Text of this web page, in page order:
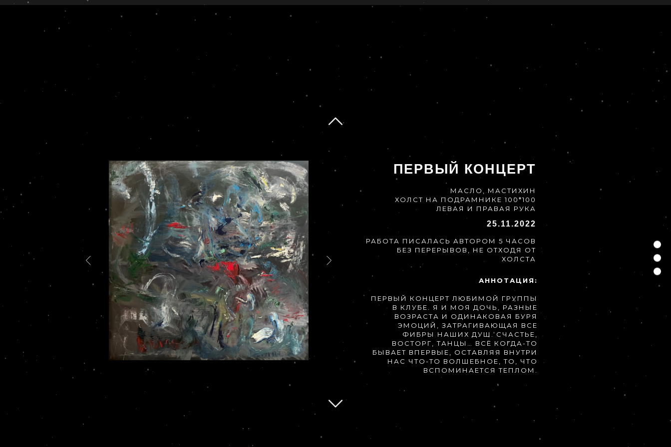
МАСЛО, МАСТИХИН
ХОЛСТ НА ПОДРАМНИКЕ 100*100
ЛЕВАЯ И ПРАВАЯ РУКА
РАБОТА ПИСАЛАСЬ АВТОРОМ 5 ЧАСОВ
БЕЗ ПЕРЕРЫВОВ, НЕ ОТХОДЯ ОТ
ХОЛСТА
АННОТАЦИЯ:
ПЕРВЫЙ КОНЦЕРТ ЛЮБИМОЙ ГРУППЫ
В КЛУБЕ. Я И МОЯ ДОЧЬ, РАЗНЫЕ
ВОЗРАСТА И ОДИНАКОВАЯ БУРЯ
ЭМОЦИЙ, ЗАТРАГИВАЮЩАЯ ВСЕ
ФИБРЫ НАШИХ ДУШ. СЧАСТЬЕ,
ВОСТОРГ, ТАНЦЫ… ВСЁ КОГДА-ТО
БЫВАЕТ ВПЕРВЫЕ, ОСТАВЛЯЯ ВНУТРИ
НАС ЧТО-ТО ВОЛШЕБНОЕ, ТО, ЧТО
ВСПОМИНАЕТСЯ ТЕПЛОМ.
ПЕРВЫЙ КОНЦЕРТ
25.11.2022